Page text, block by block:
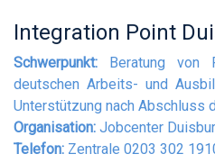
Integration Point
Schwerpunkt: Beratung von
deutschen Arbeits- und
Unterstützung nach Abschluss
Organisation: Jobcenter
Telefon: Zentrale 0203 302